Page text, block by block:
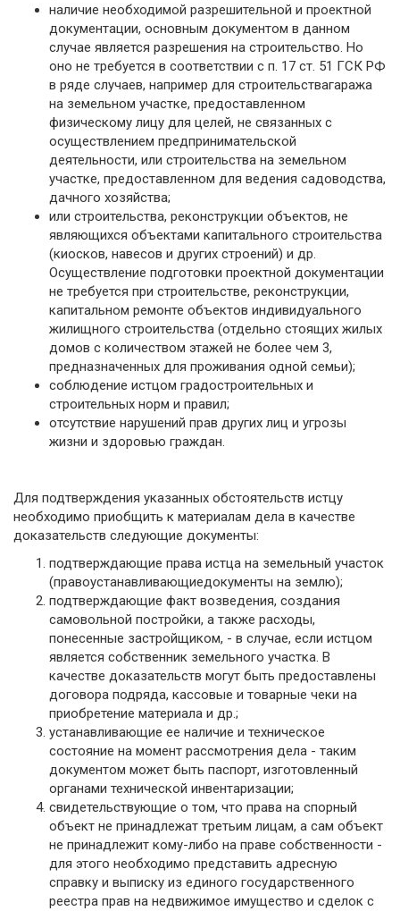
наличие необходимой разрешительной и проектной
документации, основным документом в данном
случае является разрешения на строительство. Но
оно не требуется в соответствии с п. 17 ст. 51 ГСК РФ
в ряде случаев, например для строительствагаража
на земельном участке, предоставленном
физическому лицу для целей, не связанных с
осуществлением предпринимательской
деятельности, или строительства на земельном
участке, предоставленном для ведения садоводства,
дачного хозяйства;
или строительства, реконструкции объектов, не
являющихся объектами капитального строительства
(киосков, навесов и других строений) и др.
Осуществление подготовки проектной документации
не требуется при строительстве, реконструкции,
капитальном ремонте объектов инди­видуального
жилищного строительства (отдельно стоящих жилых
домов с количест­вом этажей не более чем 3,
предназначенных для проживания одной семьи);
соблюдение истцом градостроительных и
строительных норм и правил;
отсутствие нарушений прав других лиц и угрозы
жизни и здоровью граждан.
Для подтверждения указанных обстоятельств истцу
необходимо приобщить к ма­териалам дела в качестве
доказательств следующие документы:
подтверждающие права истца на земельный участок
(правоустанавливающиедокументы на землю);
подтверждающие факт возведения, создания
самовольной постройки, а также расходы,
понесенные застройщиком, - в случае, если истцом
является собственник земельного участка. В
качестве доказательств могут быть предоставлены
договора подряда, кассовые и товарные чеки на
приобретение материала и др.;
устанавливающие ее наличие и техническое
состояние на момент рассмотрения дела - таким
документом может быть паспорт, изготовленный
органами технической инвентаризации;
свидетельствующие о том, что права на спорный
объект не принадлежат треть­им лицам, а сам объект
не принадлежит кому-либо на праве собственности -
для это­го необходимо представить адресную
справку и выписку из единого государствен­ного
реестра прав на недвижимое имущество и сделок с